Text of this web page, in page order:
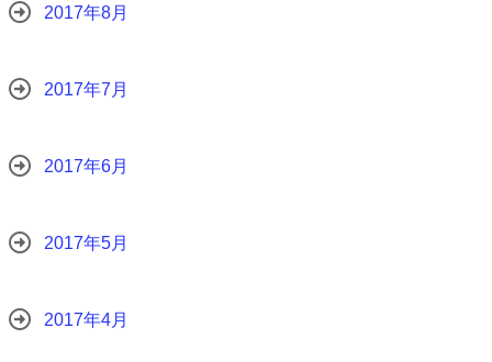
2017年8月
2017年7月
2017年6月
2017年5月
2017年4月